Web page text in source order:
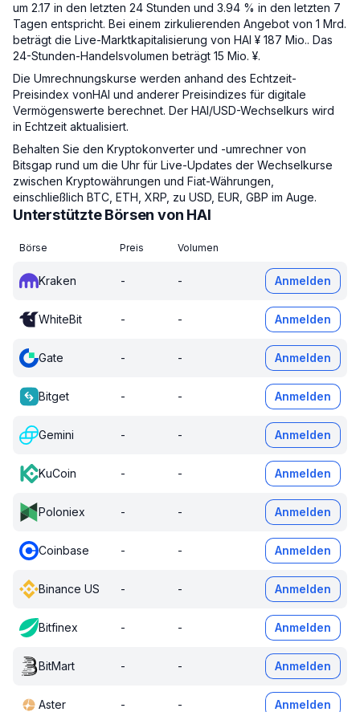
um 2.17 in den letzten 24 Stunden und 3.94 % in den letzten 7
Tagen entspricht. Bei einem zirkulierenden Angebot von 1 Mrd.
beträgt die Live-Marktkapitalisierung von HAI ¥ 187 Mio.. Das
24-Stunden-Handelsvolumen beträgt 15 Mio. ¥.
Die Umrechnungskurse werden anhand des Echtzeit-
Preisindex vonHAI und anderer Preisindizes für digitale
Vermögenswerte berechnet. Der HAI/USD-Wechselkurs wird
in Echtzeit aktualisiert.
Behalten Sie den Kryptokonverter und -umrechner von
Bitsgap rund um die Uhr für Live-Updates der Wechselkurse
zwischen Kryptowährungen und Fiat-Währungen,
einschließlich BTC, ETH, XRP, zu USD, EUR, GBP im Auge.
Unterstützte Börsen von HAI
Börse Preis Volumen
Kraken - - Anmelden
WhiteBit - - Anmelden
Gate - - Anmelden
Bitget - - Anmelden
Gemini - - Anmelden
KuCoin - - Anmelden
Poloniex - - Anmelden
Coinbase - - Anmelden
Binance US - - Anmelden
Bitfinex - - Anmelden
BitMart - - Anmelden
Aster - - Anmelden